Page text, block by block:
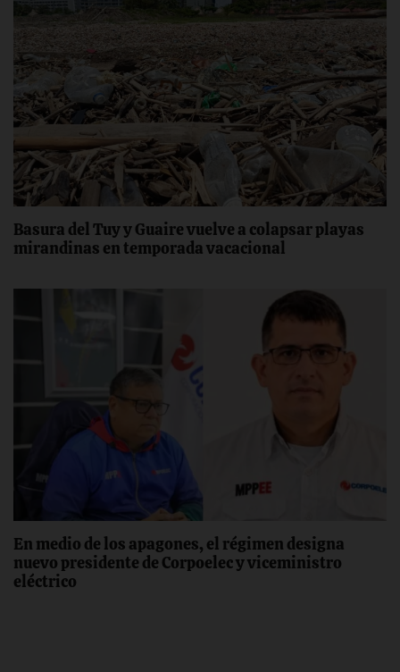
Basura del Tuy y Guaire vuelve a colapsar playas
mirandinas en temporada vacacional
En medio de los apagones, el régimen designa
nuevo presidente de Corpoelec y viceministro
eléctrico